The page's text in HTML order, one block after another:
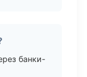
банки-